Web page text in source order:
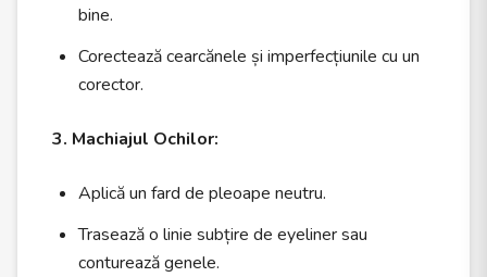
bine.
Corectează cearcănele și imperfecțiunile cu un
corector.
3. Machiajul Ochilor:
Aplică un fard de pleoape neutru.
Trasează o linie subțire de eyeliner sau
conturează genele.